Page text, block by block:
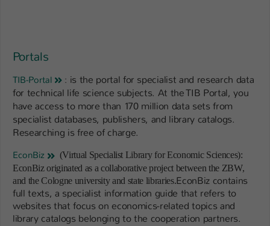
Portals
TIB-Portal : is the portal for specialist and research data
for technical life science subjects. At the TIB Portal, you
have access to more than 170 million data sets from
specialist databases, publishers, and library catalogs.
Researching is free of charge.
EconBiz
(Virtual Specialist Library for Economic Sciences):
EconBiz originated as a collaborative project between the ZBW,
and the Cologne university and state libraries.EconBiz contains
full texts, a specialist information guide that refers to
websites that focus on economics-related topics and
library catalogs belonging to the cooperation partners.